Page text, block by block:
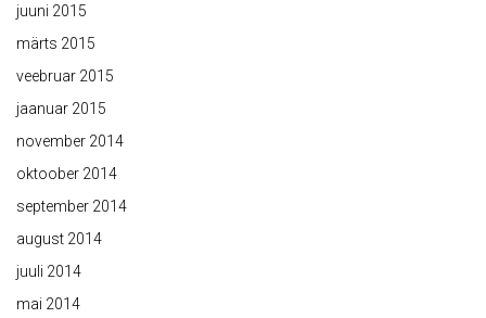
juuni 2015
märts 2015
veebruar 2015
jaanuar 2015
november 2014
oktoober 2014
september 2014
august 2014
juuli 2014
mai 2014